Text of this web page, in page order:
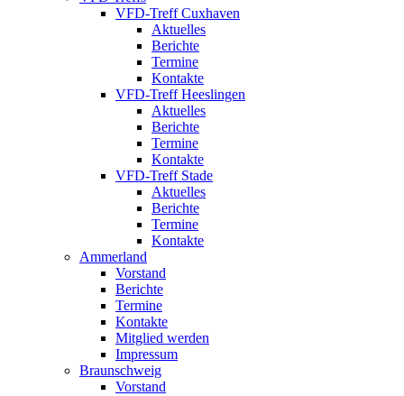
VFD-Treff Cuxhaven
Aktuelles
Berichte
Termine
Kontakte
VFD-Treff Heeslingen
Aktuelles
Berichte
Termine
Kontakte
VFD-Treff Stade
Aktuelles
Berichte
Termine
Kontakte
Ammerland
Vorstand
Berichte
Termine
Kontakte
Mitglied werden
Impressum
Braunschweig
Vorstand